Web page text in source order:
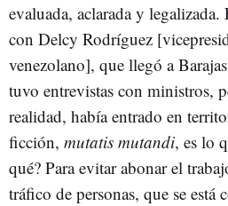
evaluada, aclarada y
con Delcy Rodríguez
venezolano], que llegó a
tuvo entrevistas con ministros,
realidad, había entrado en
ficción, mutatis mutandi, es lo
qué? Para evitar abonar el
tráfico de personas, que se